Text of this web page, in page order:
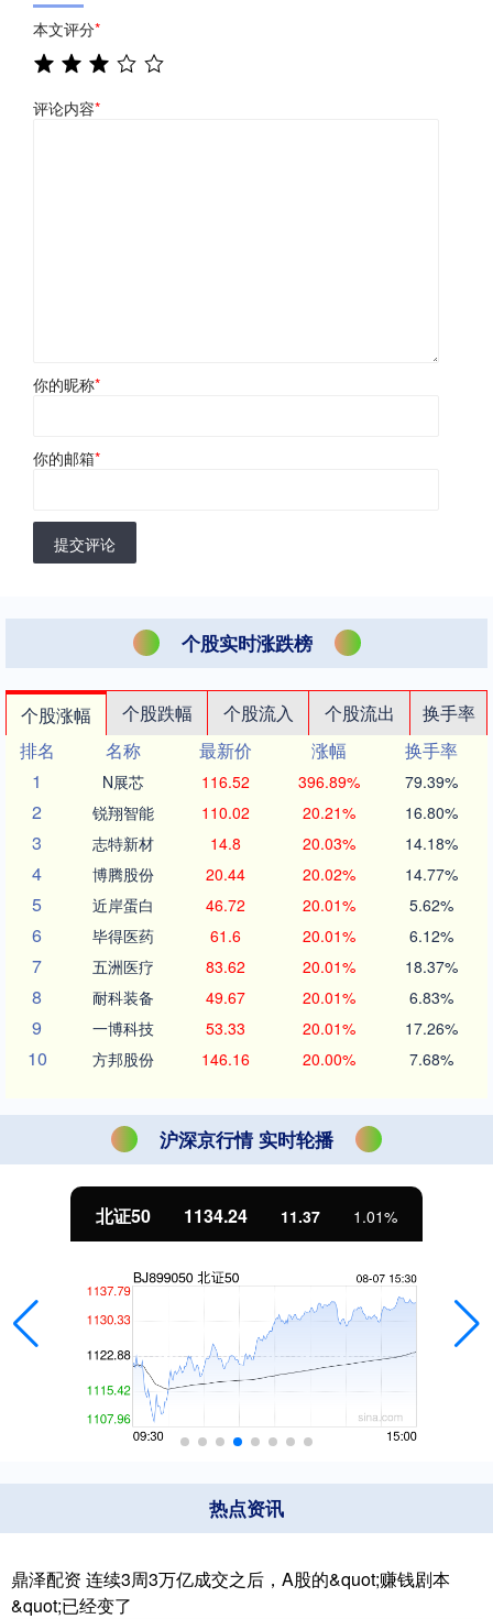
本文评分*
评论内容*
你的昵称*
你的邮箱*
提交评论
个股实时涨跌榜
个股涨幅 个股跌幅 个股流入 个股流出
换手率
排名
名称 最新价 涨幅
换手率
1
N展芯 116.52 396.89% 79.39%
2 锐翔智能 110.02 20.21% 16.80%
3 志特新材 14.8 20.03% 14.18%
4 博腾股份 20.44 20.02% 14.77%
5 近岸蛋白 46.72 20.01% 5.62%
6 毕得医药 61.6 20.01% 6.12%
7 五洲医疗 83.62 20.01% 18.37%
8 耐科装备 49.67 20.01% 6.83%
9 一博科技 53.33 20.01% 17.26%
10 方邦股份 146.16 20.00% 7.68%
沪深京行情 实时轮播
北证50 1134.24 11.37 1.01%
热点资讯
鼎泽配资 连续3周3万亿成交之后，A股的&quot;赚钱剧本
&quot;已经变了